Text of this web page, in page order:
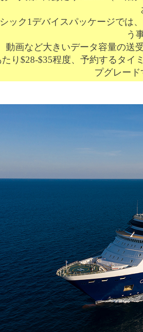
ック1デバイスパッケージでは
う
動画など大きいデータ容量の送
たり$28-$35程度、予約するタ
プグレー